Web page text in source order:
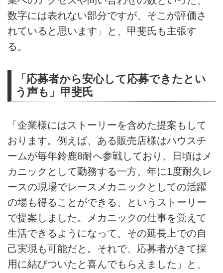
数字には表れない部分ですが、そこが評価さ
れていると思います」と、甲斐氏も主張す
る。
「応募者から安心して応募できたとい
う声も」甲斐氏
「企業様にはストーリーを含めた提案もして
おります。例えば、ある販売店様はハウスチ
ームが毎年鈴鹿8耐へ参戦しており、日頃はメ
カニックとして勤務する一方、年に1度耐久レ
ースの現場でレースメカニックとしての活躍
の場も得ることができる、というストーリー
で提案しました。メカニックの仕事を覚えて
生活できるようになって、その延長上での自
己実現も可能だと。それで、応募者がきて採
用に結びついたと喜んでもらえました」と、